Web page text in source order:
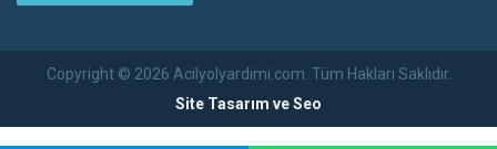
Copyright © 2026 Acilyolyardimi.com. Tüm Hakları Saklıdır.
Site Tasarım ve Seo